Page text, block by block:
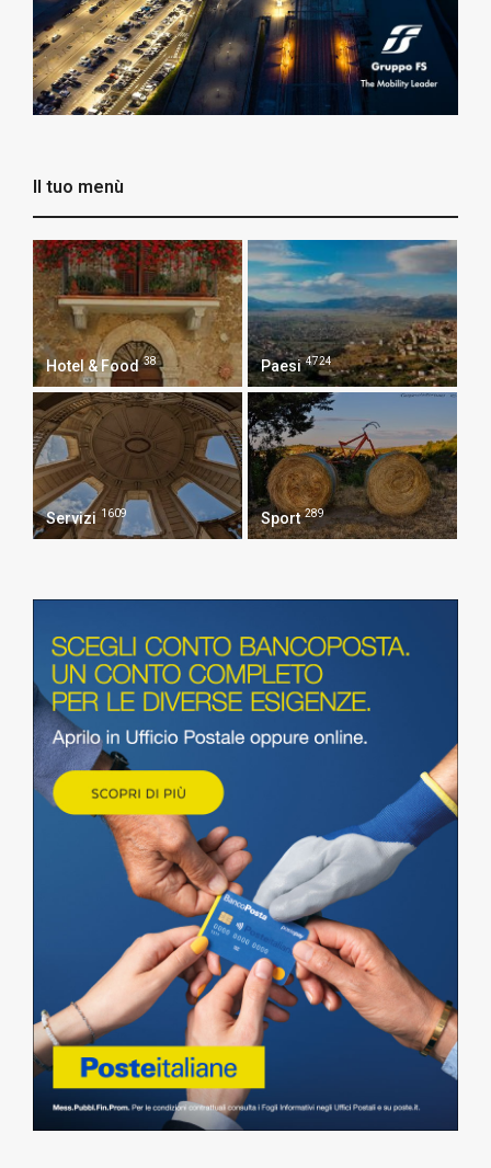
Il tuo menù
Hotel & Food 38 Paesi 4724
Servizi 1609 Sport 289